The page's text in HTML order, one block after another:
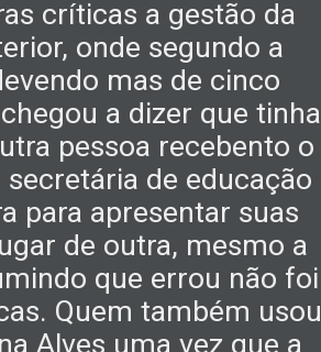
críticas a gestão da
onde segundo a
mas de cinco
a dizer que tinha
pessoa recebento o
secretária de educação
para apresentar suas
de outra, mesmo a
que errou não foi
Quem também usou
Alves uma vez que a